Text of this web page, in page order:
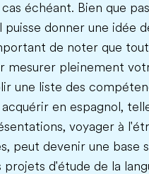
échéant. Bien que
puisse donner une idée
de noter que
mesurer pleinement
une liste des
en espagnol,
voyager à
peut devenir une base
d'étude de la